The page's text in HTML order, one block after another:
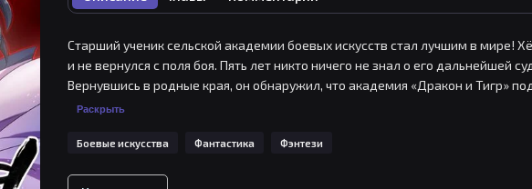
Старший ученик сельской академии боевых искусств стал лучшим в мире!
и не вернулся с поля боя. Пять лет никто ничего не знал о его дальнейшей
Вернувшись в родные края, он обнаружил, что академия «Дракон и Тигр»
бандой. Он думал, что победа в войне обеспечит им мир. Жалкое
Возвращение старшего ученика вселило надежду на лучшее, но не все так
боевых искусств «Дракон и Тигр»
Раскрыть
Боевые искусства Фантастика Фэнтези